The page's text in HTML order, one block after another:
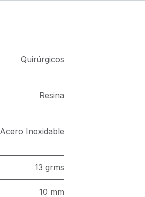
Quirúrgicos
Resina
Acero Inoxidable
13 grms
10 mm